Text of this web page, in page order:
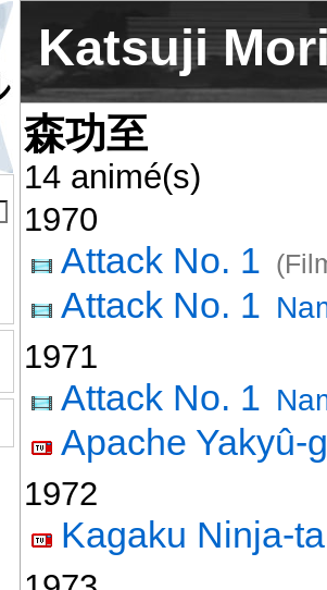
Katsuji
森功至
14 animé(s)
1970
Attack No. 1
Attack No. 1
1971
Attack No. 1
Apache Yakyû-
1972
Kagaku Ninja-